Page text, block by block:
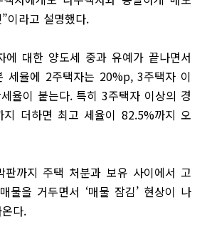
이라고 설명했다.
에 대한 양도세 중과 유예가 끝나면서
세율에 2주택자는 20%p, 3주택자 이
율이 붙는다. 특히 3주택자 이상의 경
지 더하면 최고 세율이 82.5%까지 오
판까지 주택 처분과 보유 사이에서 고
물을 거두면서 ‘매물 잠김’ 현상이 나
다.